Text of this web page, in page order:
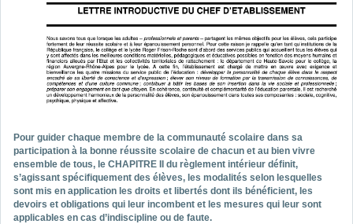
Pour guider chaque membre de la communauté scolaire dans sa
participation à la bonne réussite scolaire de chacun et au bien vivre
ensemble de tous, le CHAPITRE II du règlement intérieur définit,
s’agissant spécifiquement des élèves, les modalités selon lesquelles
sont mis en application les droits et libertés dont ils bénéficient, les
devoirs et obligations qui leur incombent et les mesures qui leur sont
applicables en cas d’indiscipline ou de faute.